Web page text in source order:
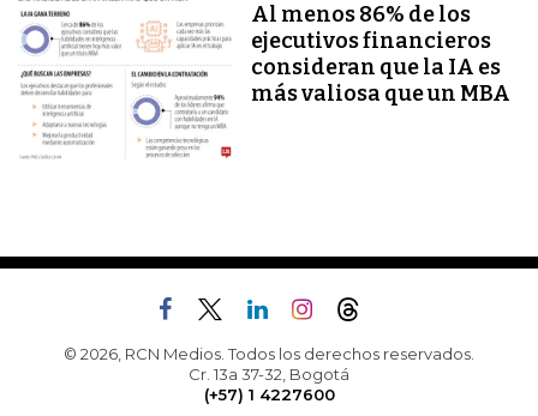
Al menos 86% de los
ejecutivos financieros
consideran que la IA es
más valiosa que un MBA
© 2026, RCN Medios. Todos los derechos reservados.
Cr. 13a 37-32, Bogotá
(+57) 1 4227600